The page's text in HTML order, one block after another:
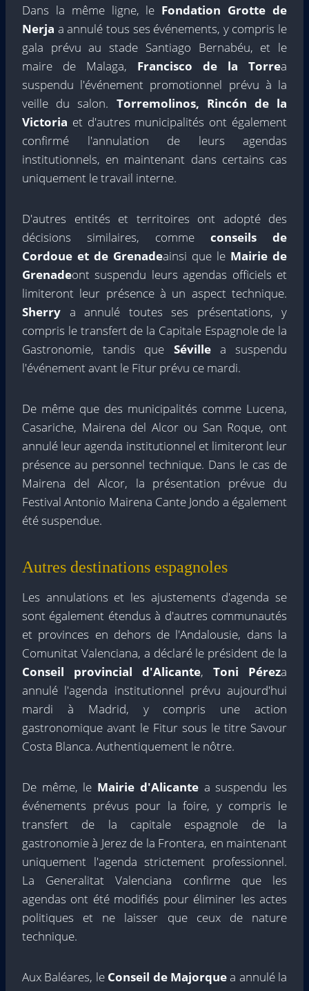
Dans la même ligne, le Fondation Grotte de
Nerja a annulé tous ses événements, y compris le
gala prévu au stade Santiago Bernabéu, et le
maire de Malaga, Francisco de la Torrea
suspendu l'événement promotionnel prévu à la
veille du salon. Torremolinos, Rincón de la
Victoria et d'autres municipalités ont également
confirmé l'annulation de leurs agendas
institutionnels, en maintenant dans certains cas
uniquement le travail interne.
D'autres entités et territoires ont adopté des
décisions similaires, comme conseils de
Cordoue et de Grenadeainsi que le Mairie de
Grenadeont suspendu leurs agendas officiels et
limiteront leur présence à un aspect technique.
Sherry a annulé toutes ses présentations, y
compris le transfert de la Capitale Espagnole de la
Gastronomie, tandis que Sévillea suspendu
l'événement avant le Fitur prévu ce mardi.
De même que des municipalités comme Lucena,
Casariche, Mairena del Alcor ou San Roque, ont
annulé leur agenda institutionnel et limiteront leur
présence au personnel technique. Dans le cas de
Mairena del Alcor, la présentation prévue du
Festival Antonio Mairena Cante Jondo a également
été suspendue.
Autres destinations espagnoles
Les annulations et les ajustements d'agenda se
sont également étendus à d'autres communautés
et provinces en dehors de l'Andalousie, dans la
Comunitat Valenciana, a déclaré le président de la
Conseil provincial d'Alicante, Toni Péreza
annulé l'agenda institutionnel prévu aujourd'hui
mardi à Madrid, y compris une action
gastronomique avant le Fitur sous le titre Savour
Costa Blanca. Authentiquement le nôtre.
De même, le Mairie d'Alicantea suspendu les
événements prévus pour la foire, y compris le
transfert de la capitale espagnole de la
gastronomie à Jerez de la Frontera, en maintenant
uniquement l'agenda strictement professionnel.
La Generalitat Valenciana confirme que les
agendas ont été modifiés pour éliminer les actes
politiques et ne laisser que ceux de nature
technique.
Aux Baléares, le Conseil de Majorquea annulé la